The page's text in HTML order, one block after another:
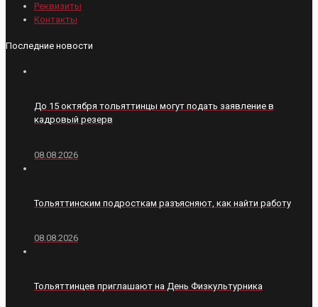
Реквизиты
Контакты
Последние новости
До 15 октября тольяттинцы могут подать заявление в
кадровый резерв
08.08.2026
Тольяттинским подросткам разъясняют, как найти работу
08.08.2026
Тольяттинцев приглашают на День Физкультурника